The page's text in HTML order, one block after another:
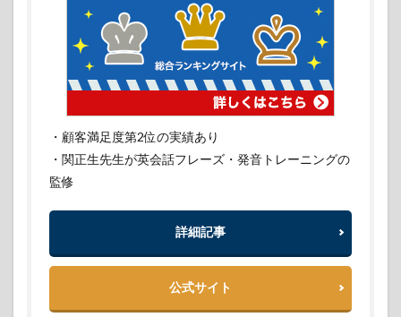
・顧客満足度第2位の実績あり
・関正生先生が英会話フレーズ・発音トレーニングの
監修
詳細記事
公式サイト